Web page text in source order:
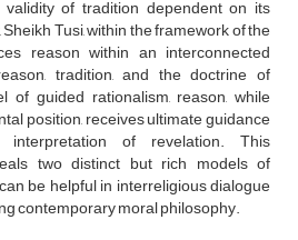
of tradition dependent on its
Tusi, within the framework of the
reason within an interconnected
tradition, and the doctrine of
of guided rationalism, reason, while
position, receives ultimate guidance
of revelation. This
two distinct but rich models of
be helpful in interreligious dialogue
contemporary moral philosophy.